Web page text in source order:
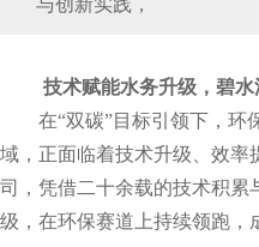
与创新实践，
技术赋能水务升级，碧
在“双碳”目标引领下，环
域，正面临着技术升级、效率
司，凭借二十余载的技术积累
级，在环保赛道上持续领跑，